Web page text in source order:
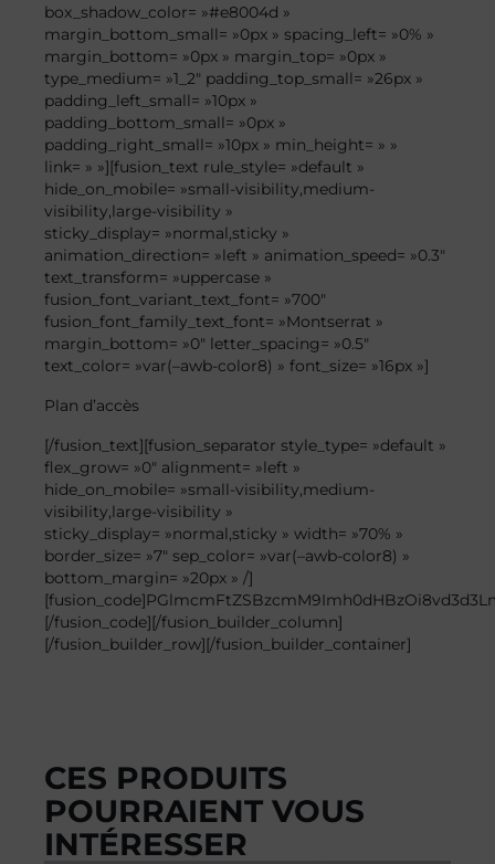
box_shadow_color= »#e8004d »
margin_bottom_small= »0px » spacing_left= »0% »
margin_bottom= »0px » margin_top= »0px »
type_medium= »1_2″ padding_top_small= »26px »
padding_left_small= »10px »
padding_bottom_small= »0px »
padding_right_small= »10px » min_height= » »
link= » »][fusion_text rule_style= »default »
hide_on_mobile= »small-visibility,medium-
visibility,large-visibility »
sticky_display= »normal,sticky »
animation_direction= »left » animation_speed= »0.3″
text_transform= »uppercase »
fusion_font_variant_text_font= »700″
fusion_font_family_text_font= »Montserrat »
margin_bottom= »0″ letter_spacing= »0.5″
text_color= »var(–awb-color8) » font_size= »16px »]
Plan d’accès
[/fusion_text][fusion_separator style_type= »default »
flex_grow= »0″ alignment= »left »
hide_on_mobile= »small-visibility,medium-
visibility,large-visibility »
sticky_display= »normal,sticky » width= »70% »
border_size= »7″ sep_color= »var(–awb-color8) »
bottom_margin= »20px » /]
[/fusion_code][/fusion_builder_column]
[/fusion_builder_row][/fusion_builder_container]
CES PRODUITS
POURRAIENT VOUS
INTÉRESSER